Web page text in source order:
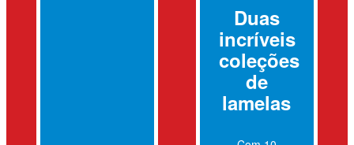
Duas
incríveis
coleções
de
lamelas